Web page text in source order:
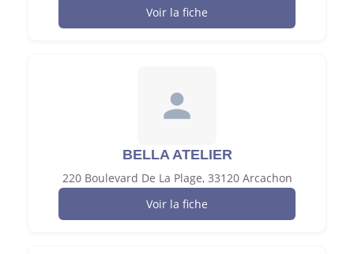
Voir la fiche
BELLA ATELIER
220 Boulevard De La Plage, 33120 Arcachon
Voir la fiche